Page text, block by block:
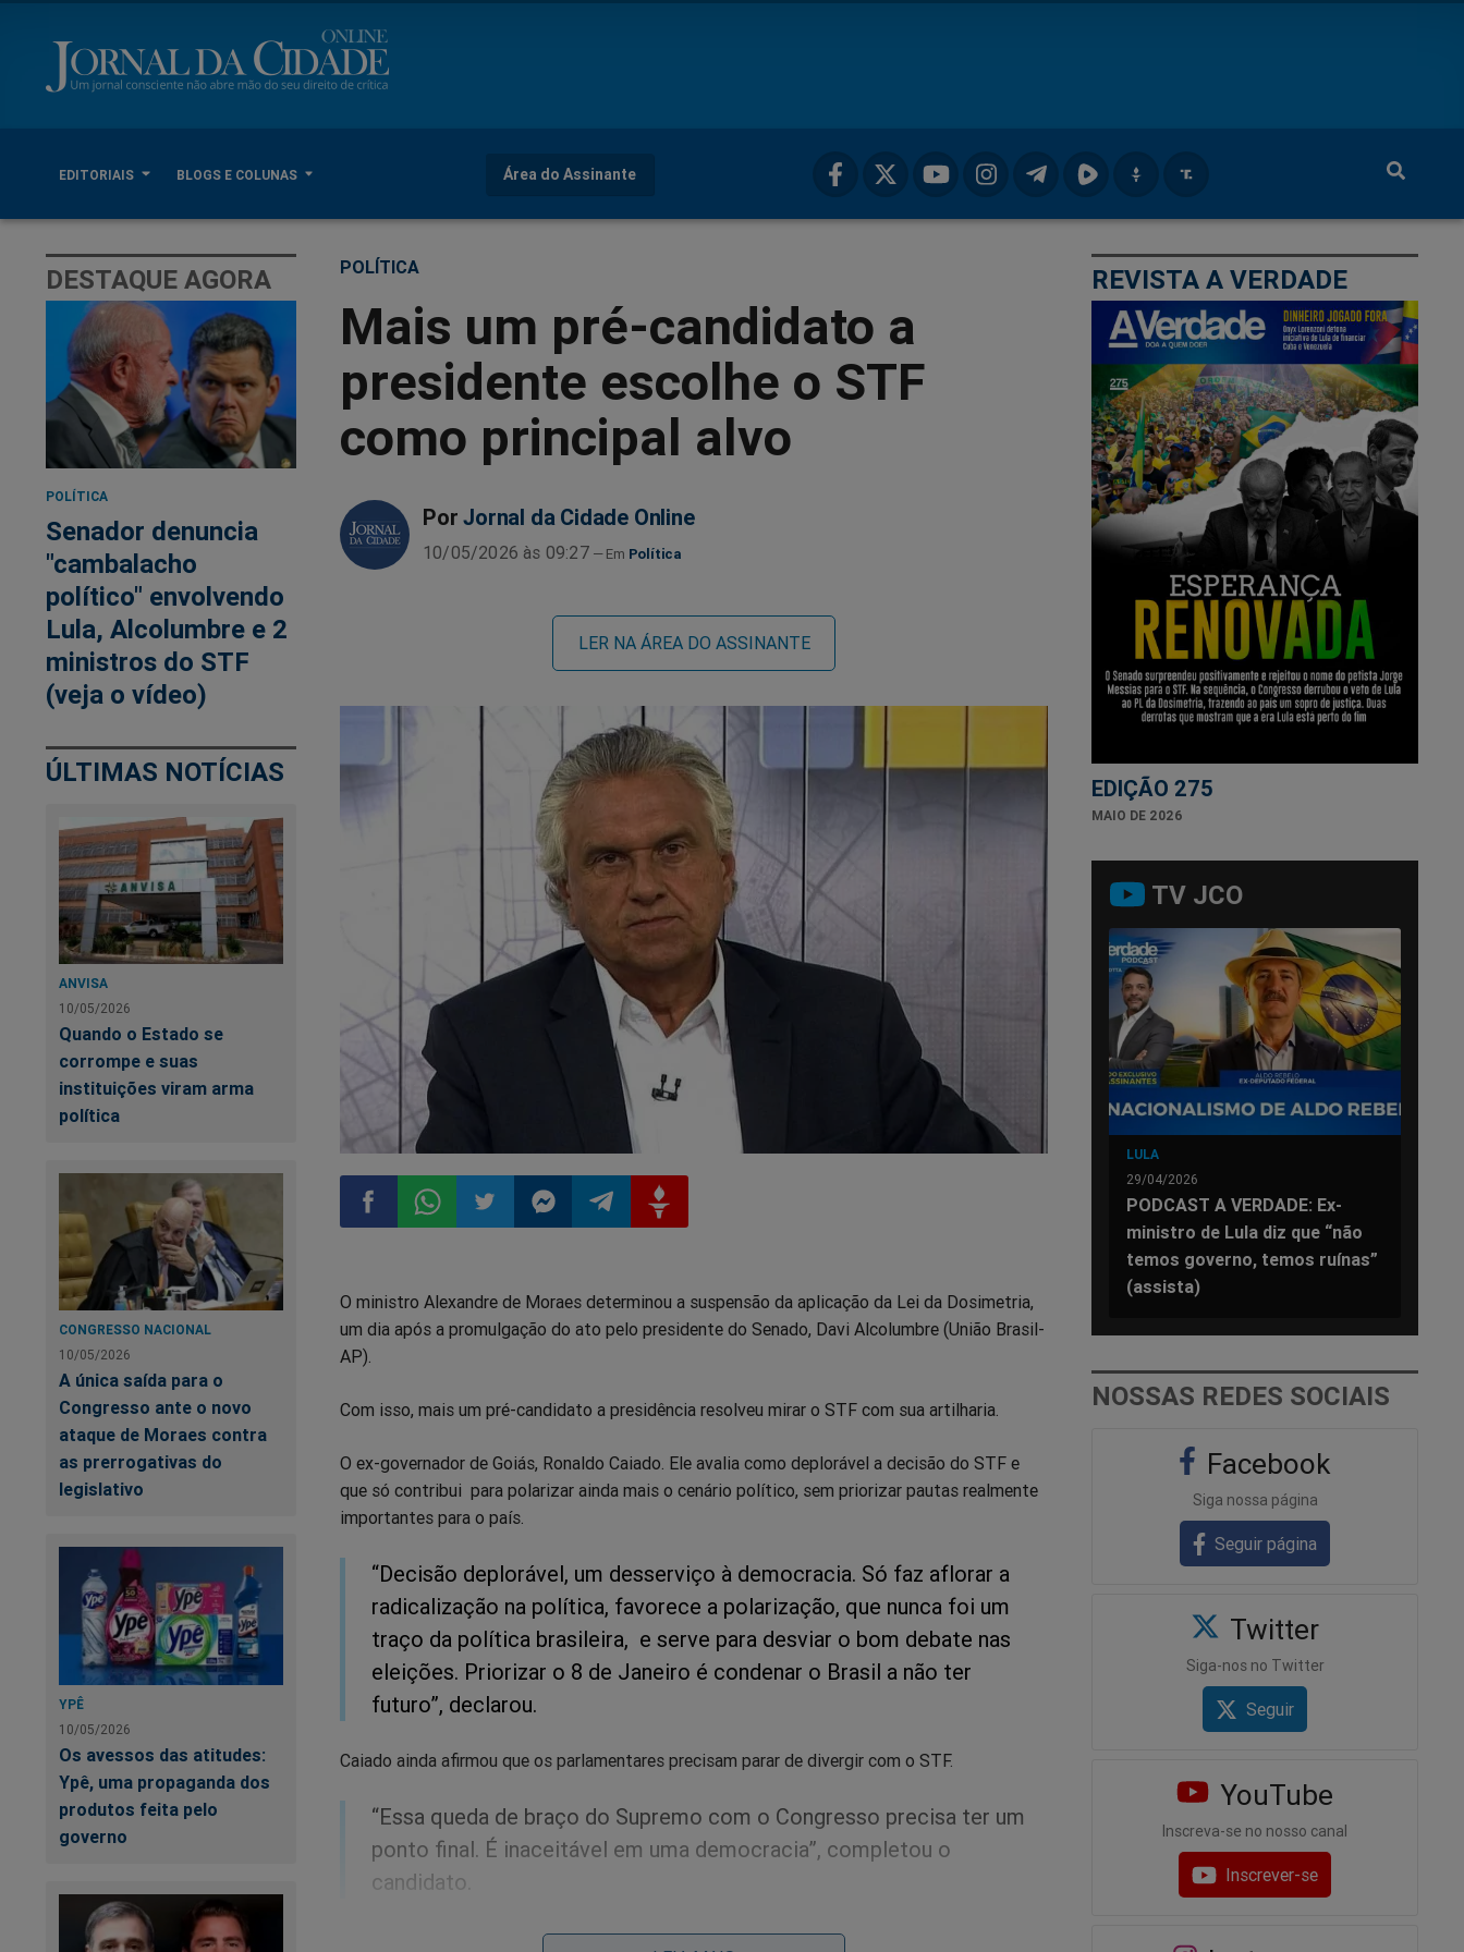
EDITORIAIS BLOGS E COLUNAS Área do Assinante
DESTAQUE AGORA
POLÍTICA
Senador denuncia
"cambalacho
político" envolvendo
Lula, Alcolumbre e 2
ministros do STF
(veja o vídeo)
ÚLTIMAS NOTÍCIAS
ANVISA
10/05/2026
Quando o Estado se
corrompe e suas
instituições viram arma
política
CONGRESSO NACIONAL
10/05/2026
A única saída para o
Congresso ante o novo
ataque de Moraes contra
as prerrogativas do
legislativo
YPÊ
10/05/2026
Os avessos das atitudes:
Ypê, uma propaganda dos
produtos feita pelo
governo
POLÍTICA
Mais um pré-candidato a
presidente escolhe o STF
como principal alvo
Por Jornal da Cidade Online
10/05/2026 às 09:27 Política
LER NA ÁREA DO ASSINANTE
no
Facebook
no
no
no
no
no
O ministro Alexandre de Moraes determinou a suspensão da aplicação da Lei da Dosimetria,
um dia após a promulgação do ato pelo presidente do Senado, Davi Alcolumbre (União Brasil-
AP).
Com isso, mais um pré-candidato a presidência resolveu mirar o STF com sua artilharia.
O ex-governador de Goiás, Ronaldo Caiado. Ele avalia como deplorável a decisão do STF e
que só contribui para polarizar ainda mais o cenário político, sem priorizar pautas realmente
importantes para o país.
“Decisão deplorável, um desserviço à democracia. Só faz aflorar a
radicalização na política, favorece a polarização, que nunca foi um
traço da política brasileira, e serve para desviar o bom debate nas
eleições. Priorizar o 8 de Janeiro é condenar o Brasil a não ter
futuro”, declarou.
Caiado ainda afirmou que os parlamentares precisam parar de divergir com o STF.
“Essa queda de braço do Supremo com o Congresso precisa ter um
ponto final. É inaceitável em uma democracia”, completou o
candidato.
REVISTA A VERDADE
EDIÇÃO 275
MAIO DE 2026
TV JCO
LULA
29/04/2026
PODCAST A VERDADE: Ex-
ministro de Lula diz que “não
temos governo, temos ruínas”
(assista)
NOSSAS REDES SOCIAIS
Facebook
Siga nossa página
Seguir página
Twitter
Siga-nos no Twitter
Seguir
YouTube
Inscreva-se no nosso canal
Inscrever-se